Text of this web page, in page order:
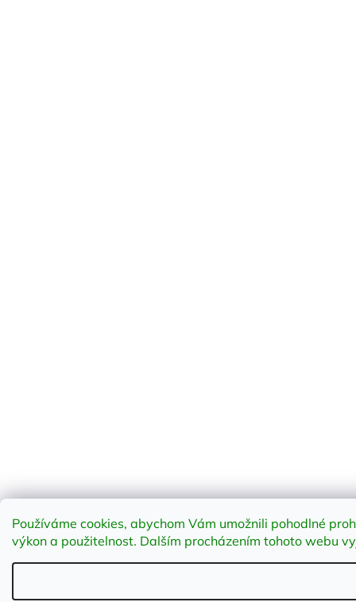
Používáme cookies, abychom Vám umožnili pohodlné
výkon a použitelnost. Dalším procházením tohoto webu